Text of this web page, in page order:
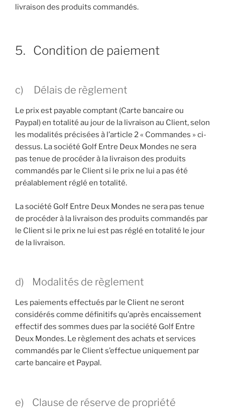
livraison des produits commandés.
5. Condition de paiement
c) Délais de règlement
Le prix est payable comptant (Carte bancaire ou
Paypal) en totalité au jour de la livraison au Client, selon
les modalités précisées à l’article 2 « Commandes » ci-
dessus. La société Golf Entre Deux Mondes ne sera
pas tenue de procéder à la livraison des produits
commandés par le Client si le prix ne lui a pas été
préalablement réglé en totalité.
La société Golf Entre Deux Mondes ne sera pas tenue
de procéder à la livraison des produits commandés par
le Client si le prix ne lui est pas réglé en totalité le jour
de la livraison.
d) Modalités de règlement
Les paiements effectués par le Client ne seront
considérés comme définitifs qu’après encaissement
effectif des sommes dues par la société Golf Entre
Deux Mondes. Le règlement des achats et services
commandés par le Client s’effectue uniquement par
carte bancaire et Paypal.
e) Clause de réserve de propriété